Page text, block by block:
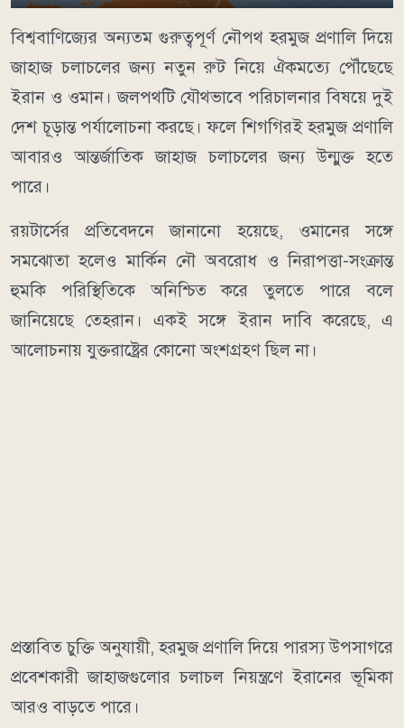
বিশ্ববাণিজ্যের অন্যতম গুরুত্বপূর্ণ নৌপথ হরমুজ প্রণালি দিয়ে
জাহাজ চলাচলের জন্য নতুন রুট নিয়ে ঐকমত্যে পৌঁছেছে
ইরান ও ওমান। জলপথটি যৌথভাবে পরিচালনার বিষয়ে দুই
দেশ চূড়ান্ত পর্যালোচনা করছে। ফলে শিগগিরই হরমুজ প্রণালি
আবারও আন্তর্জাতিক জাহাজ চলাচলের জন্য উন্মুক্ত হতে
পারে।
রয়টার্সের প্রতিবেদনে জানানো হয়েছে, ওমানের সঙ্গে
সমঝোতা হলেও মার্কিন নৌ অবরোধ ও নিরাপত্তা-সংক্রান্ত
হুমকি পরিস্থিতিকে অনিশ্চিত করে তুলতে পারে বলে
জানিয়েছে তেহরান। একই সঙ্গে ইরান দাবি করেছে, এ
আলোচনায় যুক্তরাষ্ট্রের কোনো অংশগ্রহণ ছিল না।
প্রস্তাবিত চুক্তি অনুযায়ী, হরমুজ প্রণালি দিয়ে পারস্য উপসাগরে
প্রবেশকারী জাহাজগুলোর চলাচল নিয়ন্ত্রণে ইরানের ভূমিকা
আরও বাড়তে পারে।